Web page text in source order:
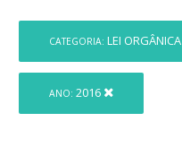
CATEGORIA: LEI ORGÂNICA
ANO: 2016